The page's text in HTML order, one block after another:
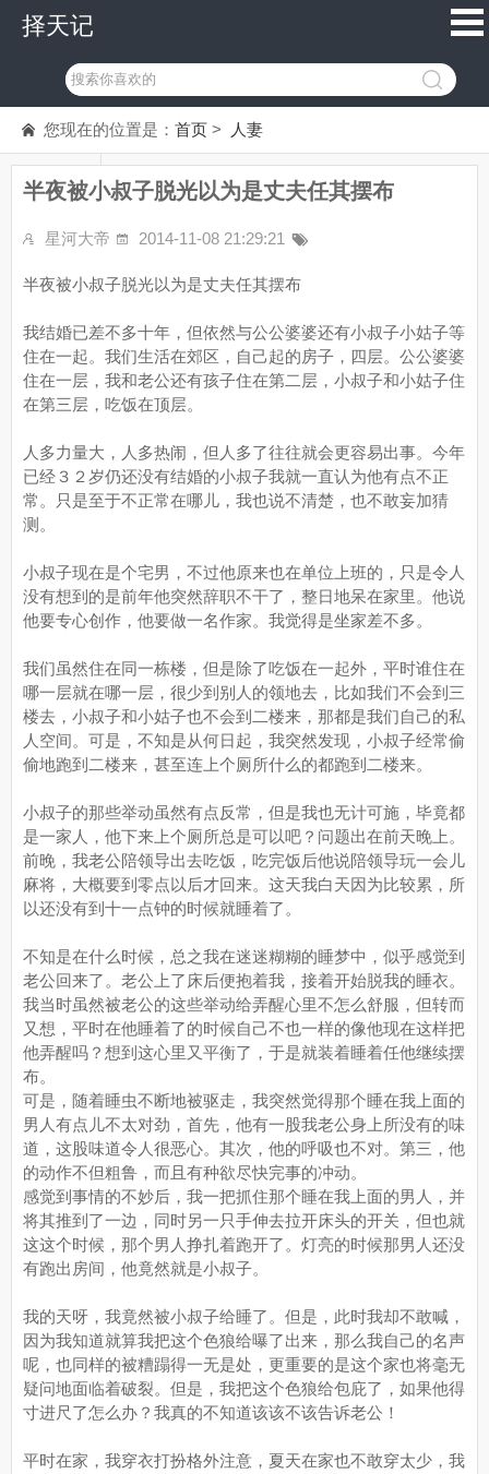
择天记
您现在的位置是： 首页 > 人妻
半夜被小叔子脱光以为是丈夫任其摆布
星河大帝 2014-11-08 21:29:21
半夜被小叔子脱光以为是丈夫任其摆布
我结婚已差不多十年，但依然与公公婆婆还有小叔子小姑子等
住在一起。我们生活在郊区，自己起的房子，四层。公公婆婆
住在一层，我和老公还有孩子住在第二层，小叔子和小姑子住
在第三层，吃饭在顶层。
人多力量大，人多热闹，但人多了往往就会更容易出事。今年
已经３２岁仍还没有结婚的小叔子我就一直认为他有点不正
常。只是至于不正常在哪儿，我也说不清楚，也不敢妄加猜
测。
小叔子现在是个宅男，不过他原来也在单位上班的，只是令人
没有想到的是前年他突然辞职不干了，整日地呆在家里。他说
他要专心创作，他要做一名作家。我觉得是坐家差不多。
我们虽然住在同一栋楼，但是除了吃饭在一起外，平时谁住在
哪一层就在哪一层，很少到别人的领地去，比如我们不会到三
楼去，小叔子和小姑子也不会到二楼来，那都是我们自己的私
人空间。可是，不知是从何日起，我突然发现，小叔子经常偷
偷地跑到二楼来，甚至连上个厕所什么的都跑到二楼来。
小叔子的那些举动虽然有点反常，但是我也无计可施，毕竟都
是一家人，他下来上个厕所总是可以吧？问题出在前天晚上。
前晚，我老公陪领导出去吃饭，吃完饭后他说陪领导玩一会儿
麻将，大概要到零点以后才回来。这天我白天因为比较累，所
以还没有到十一点钟的时候就睡着了。
不知是在什么时候，总之我在迷迷糊糊的睡梦中，似乎感觉到
老公回来了。老公上了床后便抱着我，接着开始脱我的睡衣。
我当时虽然被老公的这些举动给弄醒心里不怎么舒服，但转而
又想，平时在他睡着了的时候自己不也一样的像他现在这样把
他弄醒吗？想到这心里又平衡了，于是就装着睡着任他继续摆
布。
可是，随着睡虫不断地被驱走，我突然觉得那个睡在我上面的
男人有点儿不太对劲，首先，他有一股我老公身上所没有的味
道，这股味道令人很恶心。其次，他的呼吸也不对。第三，他
的动作不但粗鲁，而且有种欲尽快完事的冲动。
感觉到事情的不妙后，我一把抓住那个睡在我上面的男人，并
将其推到了一边，同时另一只手伸去拉开床头的开关，但也就
这这个时候，那个男人挣扎着跑开了。灯亮的时候那男人还没
有跑出房间，他竟然就是小叔子。
我的天呀，我竟然被小叔子给睡了。但是，此时我却不敢喊，
因为我知道就算我把这个色狼给曝了出来，那么我自己的名声
呢，也同样的被糟蹋得一无是处，更重要的是这个家也将毫无
疑问地面临着破裂。但是，我把这个色狼给包庇了，如果他得
寸进尺了怎么办？我真的不知道该该不该告诉老公！
平时在家，我穿衣打扮格外注意，夏天在家也不敢穿太少，我